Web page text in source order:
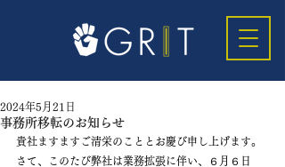
事務所移転のお知らせ
2024年5月21日
貴社ますますご清栄のこととお慶び申し上げます。
さて、このたび弊社は業務拡張に伴い、６月６日